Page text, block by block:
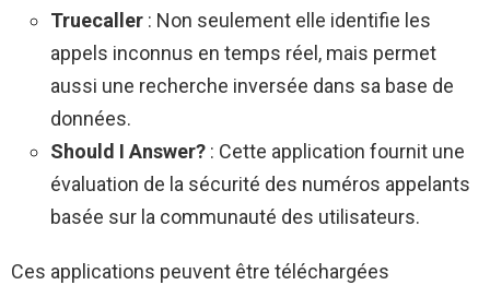
Truecaller : Non seulement elle identifie les
appels inconnus en temps réel, mais permet
aussi une recherche inversée dans sa base de
données.
Should I Answer? : Cette application fournit une
évaluation de la sécurité des numéros appelants
basée sur la communauté des utilisateurs.
Ces applications peuvent être téléchargées